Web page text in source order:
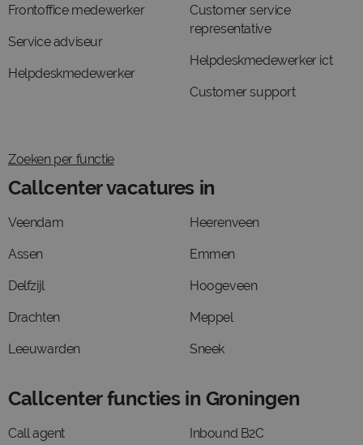
Frontoffice medewerker
Service adviseur
Helpdeskmedewerker
Customer service
representative
Helpdeskmedewerker ict
Customer support
Zoeken per functie
Callcenter vacatures in
Veendam
Assen
Delfzijl
Drachten
Leeuwarden
Heerenveen
Emmen
Hoogeveen
Meppel
Sneek
Callcenter functies in Groningen
Call agent Inbound B2C